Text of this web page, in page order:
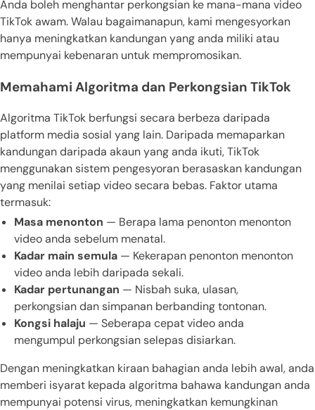
Anda boleh menghantar perkongsian ke mana-mana video
TikTok awam. Walau bagaimanapun, kami mengesyorkan
hanya meningkatkan kandungan yang anda miliki atau
mempunyai kebenaran untuk mempromosikan.
Memahami Algoritma dan Perkongsian TikTok
Algoritma TikTok berfungsi secara berbeza daripada
platform media sosial yang lain. Daripada memaparkan
kandungan daripada akaun yang anda ikuti, TikTok
menggunakan sistem pengesyoran berasaskan kandungan
yang menilai setiap video secara bebas. Faktor utama
termasuk:
Masa menonton — Berapa lama penonton menonton
video anda sebelum menatal.
Kadar main semula — Kekerapan penonton menonton
video anda lebih daripada sekali.
Kadar pertunangan — Nisbah suka, ulasan,
perkongsian dan simpanan berbanding tontonan.
Kongsi halaju — Seberapa cepat video anda
mengumpul perkongsian selepas disiarkan.
Dengan meningkatkan kiraan bahagian anda lebih awal, anda
memberi isyarat kepada algoritma bahawa kandungan anda
mempunyai potensi virus, meningkatkan kemungkinan